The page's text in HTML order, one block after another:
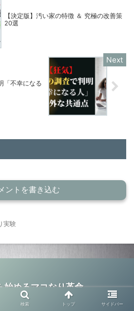
【決定版】汚い家の特徴 ＆ 究極の改善策
20選
「不幸になる
ントを書き込む
実験
始めるマコなり革命
から始めるマコなり革命.
検索 トップ サイドバー